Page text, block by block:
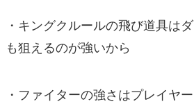
・キングクルールの飛び道具は
も狙えるのが強いから
・ファイターの強さはプレイヤ